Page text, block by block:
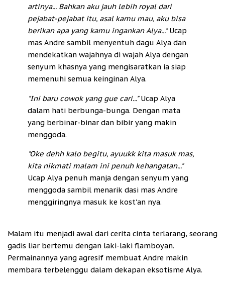
artinya... Bahkan aku jauh lebih royal dari
pejabat-pejabat itu, asal kamu mau, aku bisa
berikan apa yang kamu ingankan Alya..."Ucap
mas Andre sambil menyentuh dagu Alya dan
mendekatkan wajahnya di wajah Alya dengan
senyum khasnya yang mengisaratkan ia siap
memenuhi semua keinginan Alya.
"Ini baru cowok yang gue cari..."Ucap Alya
dalam hati berbunga-bunga. Dengan mata
yang berbinar-binar dan bibir yang makin
menggoda.
"Oke dehh kalo begitu, ayuukk kita masuk mas,
kita nikmati malam ini penuh kehangatan..."
Ucap Alya penuh manja dengan senyum yang
menggoda sambil menarik dasi mas Andre
menggiringnya masuk ke kost'an nya.
Malam itu menjadi awal dari cerita cinta terlarang, seorang
gadis liar bertemu dengan laki-laki flamboyan.
Permainannya yang agresif membuat Andre makin
membara terbelenggu dalam dekapan eksotisme Alya.